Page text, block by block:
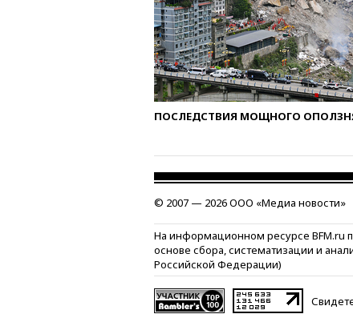
ПОСЛЕДСТВИЯ МОЩНОГО
© 2007 — 2026 ООО «Медиа новости»
На информационном ресурсе BFM.ru
основе сбора, систематизации и
Российской Федерации)